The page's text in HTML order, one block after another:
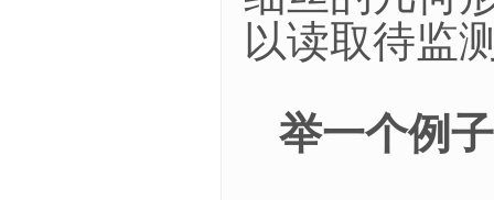
以读取待监
举一个例